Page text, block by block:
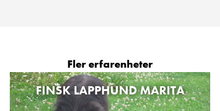
Fler erfarenheter
FINSK LAPPHUND MARITA